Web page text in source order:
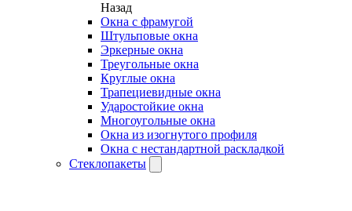
Назад
Окна с фрамугой
Штульповые окна
Эркерные окна
Треугольные окна
Круглые окна
Трапециевидные окна
Ударостойкие окна
Многоугольные окна
Окна из изогнутого профиля
Окна с нестандартной раскладкой
Стеклопакеты